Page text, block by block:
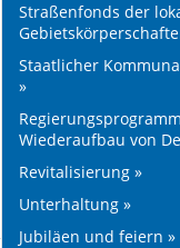
Straßenfonds der
Staatlicher
»
Wiederaufbau von
Revitalisierung »
Unterhaltung »
Jubiläen und feiern »